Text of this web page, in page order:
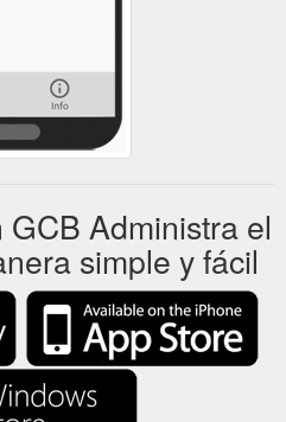
Administra el
simple y fácil